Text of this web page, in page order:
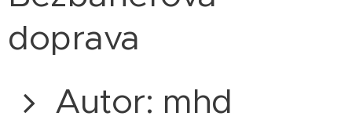
doprava
Autor: mhd